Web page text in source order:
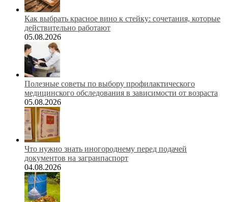
Как выбрать красное вино к стейку: сочетания, которые
действительно работают
05.08.2026
Полезные советы по выбору профилактического
медицинского обследования в зависимости от возраста
05.08.2026
Что нужно знать иногороднему перед подачей
документов на загранпаспорт
04.08.2026